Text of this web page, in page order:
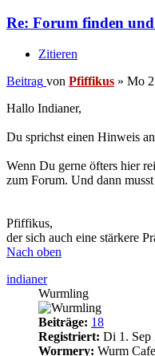
Re: Forum finden
Zitieren
Beitrag von Pfiffikus » Mo
Hallo Indianer,
Du sprichst einen Hinweis
Wenn Du gerne öfters hier
zum Forum. Und dann
Pfiffikus,
der sich auch eine stärkere
Nach oben
indianer
Wurmling
Beiträge: 18
Registriert: Di 1. Sep
Wormery: Wurm Cafe